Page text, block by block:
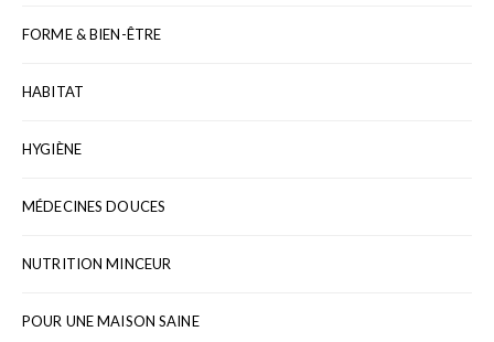
FORME & BIEN-ÊTRE
HABITAT
HYGIÈNE
MÉDECINES DOUCES
NUTRITION MINCEUR
POUR UNE MAISON SAINE